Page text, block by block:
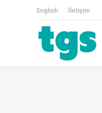
English İletişim